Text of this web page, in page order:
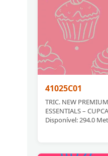
41025C01
TRIC. NEW
ESSENTIALS –
Disponível: 294.0